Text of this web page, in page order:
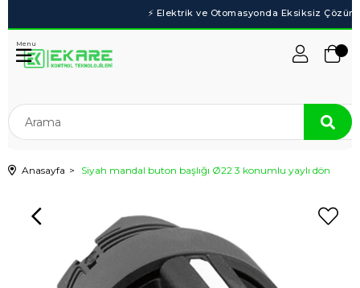
Menu
Anasayfa Siyah mandal buton başlığı Ø22 3 konumlu yaylı dön